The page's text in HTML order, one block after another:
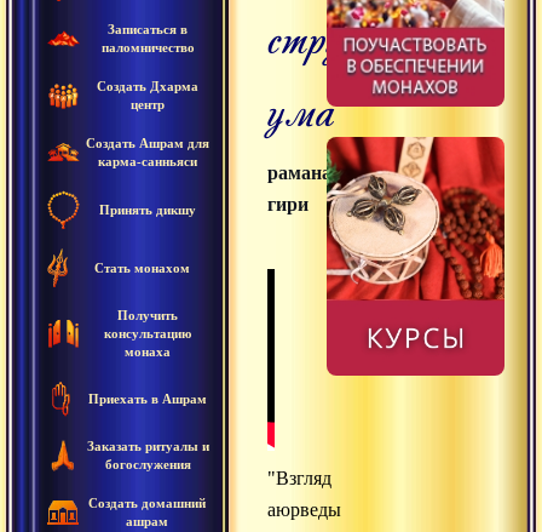
Записаться в
паломничество
Создать Дхарма
центр
Создать Ашрам для
карма-санньяси
Принять дикшу
Стать монахом
Получить
консультацию
монаха
Приехать в Ашрам
Заказать ритуалы и
богослужения
Создать домашний
ашрам
структуру
ума
раманатха
гири
"Взгляд
аюрведы